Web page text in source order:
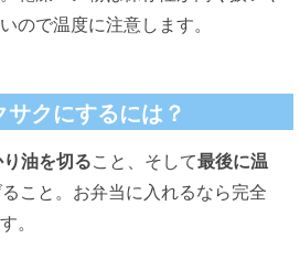
ので温度に注意します。
クにするには？
り油を切ること、そして最後に温
こと。お弁当に入れるなら完全
。